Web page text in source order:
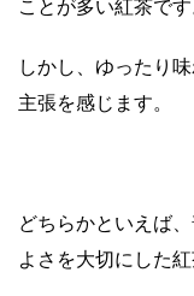
ことが多い紅茶です
しかし、ゆったり
主張を感じます。
どちらかといえば
よさを大切にした紅